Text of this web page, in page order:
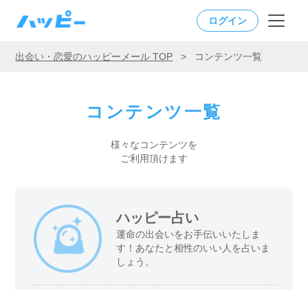
ログイン
出会い・恋愛のハッピーメール TOP > コンテンツ一覧
コンテンツ一覧
様々なコンテンツを
ご利用頂けます
ハッピー占い
運命の出会いをお手伝いいたしま
す！あなたと相性のいい人を占いま
しょう。